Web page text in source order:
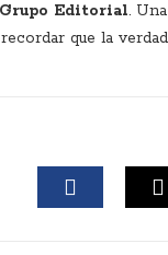
Editorial.
que la